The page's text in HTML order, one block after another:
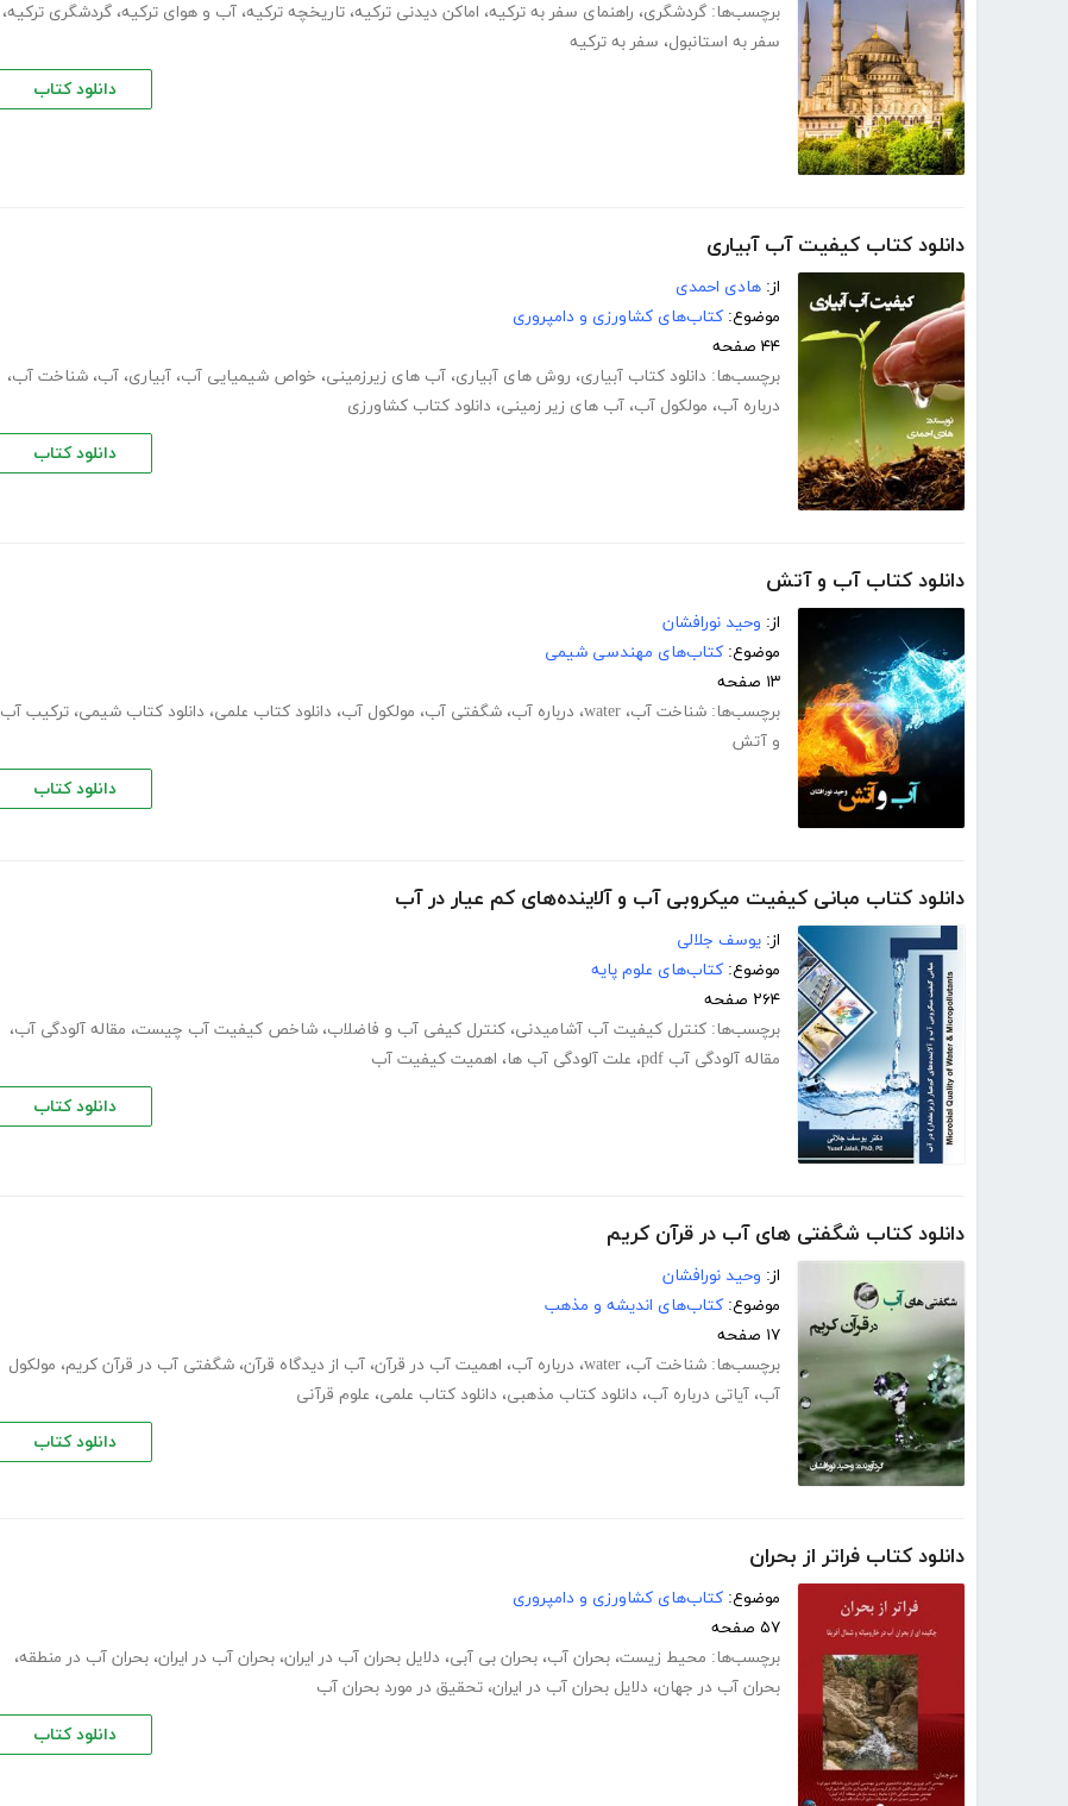
برچسب‌ها: گردشگری، راهنمای سفر به ترکیه، اماکن دیدنی ترکیه، تاریخچه ترکیه، آب و هوای ترکیه، گردشگری ترکیه،
سفر به استانبول، سفر به ترکیه
دانلود کتاب
دانلود کتاب کیفیت آب آبیاری
از: هادی احمدی
موضوع: کتاب‌های کشاورزی و دامپروری
۴۴ صفحه
برچسب‌ها: دانلود کتاب آبیاری، روش های آبیاری، آب های زیرزمینی، خواص شیمیایی آب، آبیاری، آب، شناخت آب،
درباره آب، مولکول آب، آب های زیر زمینی، دانلود کتاب کشاورزی
دانلود کتاب
دانلود کتاب آب و آتش
از: وحید نورافشان
موضوع: کتاب‌های مهندسی شیمی
۱۳ صفحه
برچسب‌ها: شناخت آب، water، درباره آب، شگفتی آب، مولکول آب، دانلود کتاب علمی، دانلود کتاب شیمی، ترکیب آب
و آتش
دانلود کتاب
دانلود کتاب مبانی کیفیت میکروبی آب و آلاینده‌های کم عیار در آب
از: یوسف جلالی
موضوع: کتاب‌های علوم پایه
۲۶۴ صفحه
برچسب‌ها: کنترل کیفیت آب آشامیدنی، کنترل کیفی آب و فاضلاب، شاخص کیفیت آب چیست، مقاله آلودگی آب،
مقاله آلودگی آب pdf
، علت آلودگی آب ها، اهمیت کیفیت آب
دانلود کتاب
دانلود کتاب شگفتی های آب در قرآن کریم
از: وحید نورافشان
موضوع: کتاب‌های اندیشه و مذهب
۱۷ صفحه
برچسب‌ها: شناخت آب، water، درباره آب، اهمیت آب در قرآن، آب از دیدگاه قرآن، شگفتی آب در قرآن کریم، مولکول
آب، آیاتی درباره آب، دانلود کتاب مذهبی، دانلود کتاب علمی، علوم قرآنی
دانلود کتاب
دانلود کتاب فراتر از بحران
موضوع: کتاب‌های کشاورزی و دامپروری
۵۷ صفحه
برچسب‌ها: محیط زیست، بحران آب، بحران بی آبی، دلایل بحران آب در ایران، بحران آب در ایران، بحران آب در منطقه،
بحران آب در جهان، دلایل بحران آب در ایران، تحقیق در مورد بحران آب
دانلود کتاب